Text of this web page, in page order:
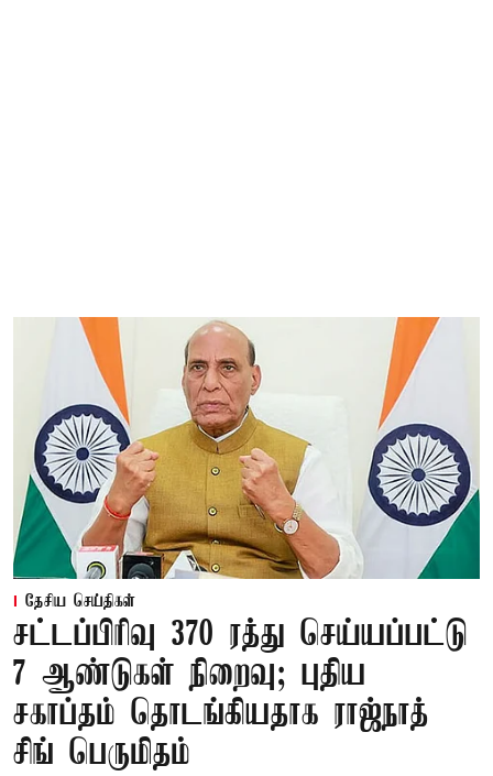
தேசிய செய்திகள்
சட்டப்பிரிவு 370 ரத்து செய்யப்பட்டு
7 ஆண்டுகள் நிறைவு; புதிய
சகாப்தம் தொடங்கியதாக ராஜ்நாத்
சிங் பெருமிதம்